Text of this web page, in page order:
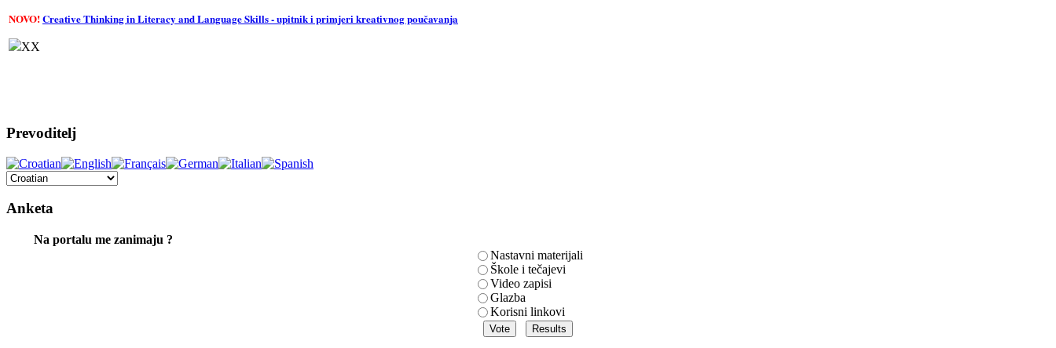
NOVO!Creative Thinking in Literacy and Language Skills - upitnik i primjeri kreativnog poučavanja
XX
Prevoditelj
Anketa
Na portalu me zanimaju ?
Nastavni materijali
Škole i tečajevi
Video zapisi
Glazba
Korisni linkovi